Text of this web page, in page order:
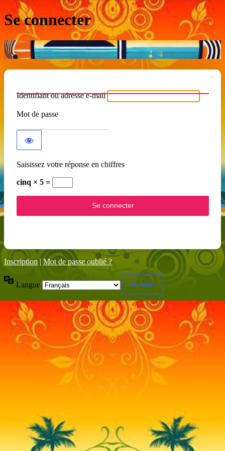
Se connecter
Identifiant ou adresse e-mail
Mot de passe
Saisissez votre réponse en chiffres
cinq × 5 =
Inscription | Mot de passe oublié ?
Langue